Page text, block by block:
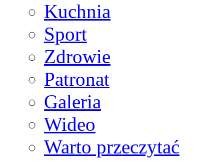
Kuchnia
Sport
Zdrowie
Patronat
Galeria
Wideo
Warto przeczytać